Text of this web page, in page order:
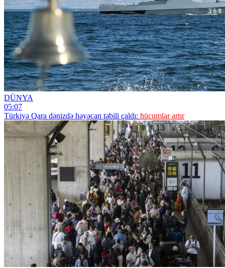
DÜNYA
05:07
Türkiyə Qara dənizdə həyəcan təbili çaldı: hücumlar artır